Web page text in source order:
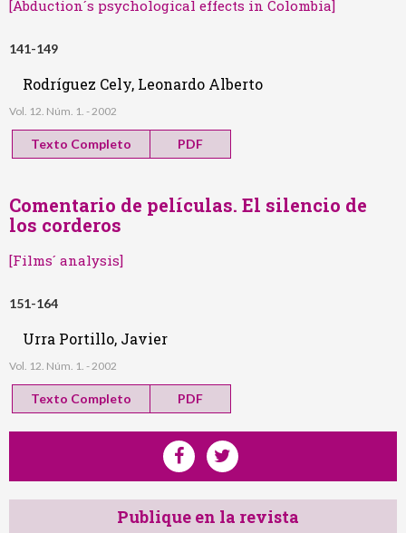
[Abduction´s psychological effects in Colombia]
141-149
Rodríguez Cely, Leonardo Alberto
Vol. 12. Núm. 1. - 2002
Texto Completo PDF
Comentario de películas. El silencio de
los corderos
[Films´ analysis]
151-164
Urra Portillo, Javier
Vol. 12. Núm. 1. - 2002
Texto Completo PDF
Publique en la revista